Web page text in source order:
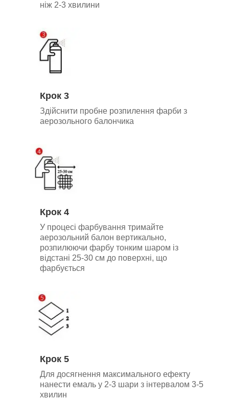
ніж 2-3 хвилини
Крок 3
Здійснити пробне розпилення фарби з
аерозольного балончика
Крок 4
У процесі фарбування тримайте
аерозольний балон вертикально,
розпилюючи фарбу тонким шаром із
відстані 25-30 см до поверхні, що
фарбується
Крок 5
Для досягнення максимального ефекту
нанести емаль у 2-3 шари з інтервалом 3-5
хвилин